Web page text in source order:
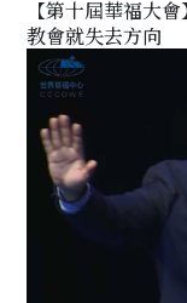
【第十屆華福大
教會就失去方向